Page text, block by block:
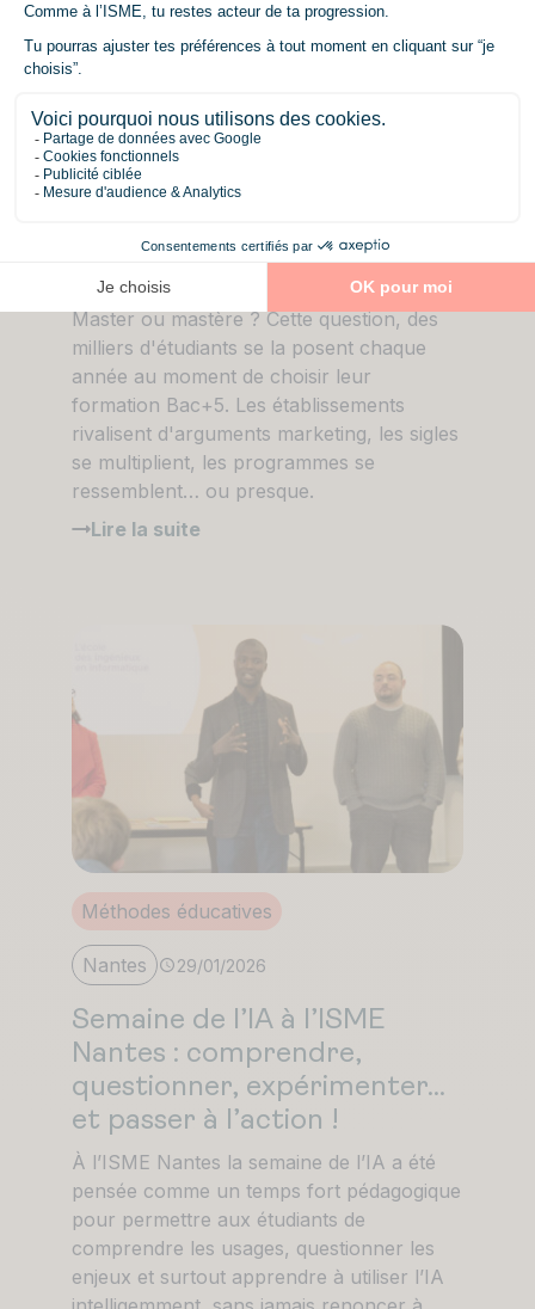
Formation
12/02/2026
entre un master et un
mastère ?
Master ou mastère ? Cette question, des
milliers d'étudiants se la posent chaque
année au moment de choisir leur
formation Bac+5. Les établissements
rivalisent d'arguments marketing, les sigles
se multiplient, les programmes se
ressemblent… ou presque.
Lire la suite
Méthodes éducatives
Nantes 29/01/2026
Semaine de l’IA à l’ISME
Nantes : comprendre,
questionner, expérimenter…
et passer à l’action !
À l’ISME Nantes la semaine de l’IA a été
pensée comme un temps fort pédagogique
pour permettre aux étudiants de
comprendre les usages, questionner les
enjeux et surtout apprendre à utiliser l’IA